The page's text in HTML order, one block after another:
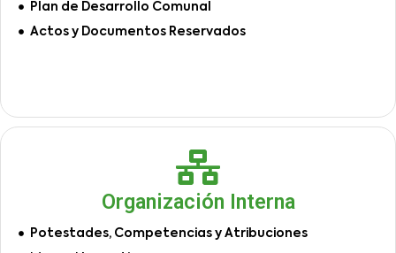
Plan de Desarrollo Comunal
Actos y Documentos Reservados
Organización Interna
Potestades, Competencias y Atribuciones